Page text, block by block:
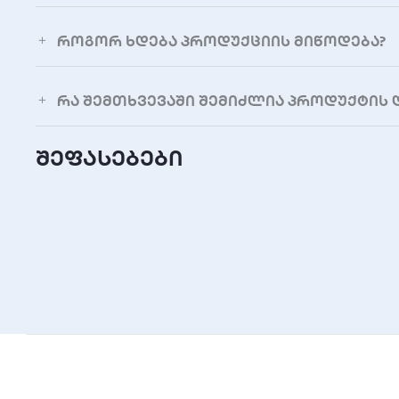
როგორ ხდება პროდუქციის მიწოდება?
რა შემთხვევაში შემიძლია პროდუქტის
შეფასებები